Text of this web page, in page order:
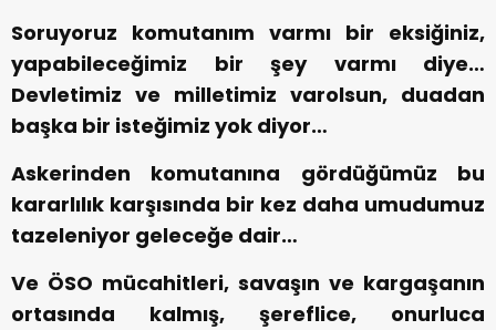
Soruyoruz komutanım varmı bir eksiğiniz,
yapabileceğimiz bir şey varmı diye…
Devletimiz ve milletimiz varolsun, duadan
başka bir isteğimiz yok diyor…
Askerinden komutanına gördüğümüz bu
kararlılık karşısında bir kez daha umudumuz
tazeleniyor geleceğe dair…
Ve ÖSO mücahitleri, savaşın ve kargaşanın
ortasında kalmış, şereflice, onurluca